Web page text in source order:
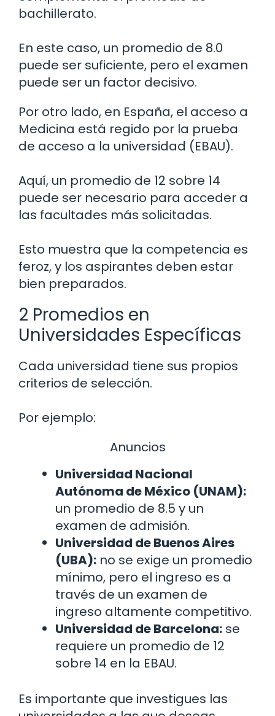
bachillerato.
En este caso, un promedio de 8.0
puede ser suficiente, pero el examen
puede ser un factor decisivo.
Por otro lado, en España, el acceso a
Medicina está regido por la prueba
de acceso a la universidad (EBAU).
Aquí, un promedio de 12 sobre 14
puede ser necesario para acceder a
las facultades más solicitadas.
Esto muestra que la competencia es
feroz, y los aspirantes deben estar
bien preparados.
2 Promedios en
Universidades Específicas
Cada universidad tiene sus propios
criterios de selección.
Por ejemplo:
Anuncios
Universidad Nacional
Autónoma de México (UNAM):
un promedio de 8.5 y un
examen de admisión.
Universidad de Buenos Aires
(UBA): no se exige un promedio
mínimo, pero el ingreso es a
través de un examen de
ingreso altamente competitivo.
Universidad de Barcelona: se
requiere un promedio de 12
sobre 14 en la EBAU.
Es importante que investigues las